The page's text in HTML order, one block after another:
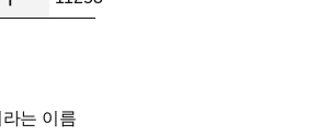
라는 이름